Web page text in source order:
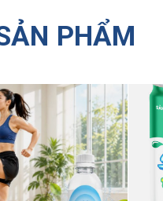
PHẨM